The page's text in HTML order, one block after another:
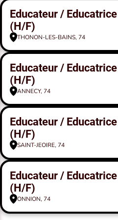
Educateur /
(H/F)
THONON-LES-BAINS, 74
Educateur /
(H/F)
ANNECY, 74
Educateur /
(H/F)
SAINT-JEOIRE, 74
Educateur /
(H/F)
ONNION, 74